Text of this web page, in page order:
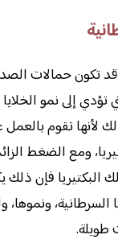
تكون حمالات
إلى نمو
لأنها تقوم
ومع الضغط
البكتيريا فإن
السرطانية،
طويلة.